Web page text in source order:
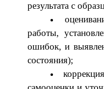
результата с
работы,
ошибок, и
состояния);